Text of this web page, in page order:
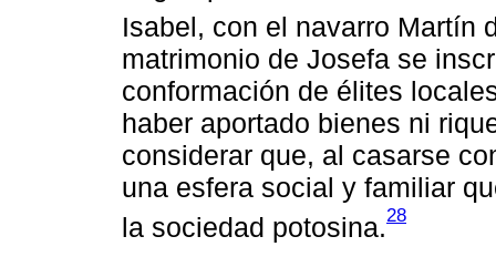
Isabel, con el navarro Martín
matrimonio de Josefa se
conformación de élites
haber aportado bienes ni
considerar que, al casarse
una esfera social y familiar
la sociedad potosina.28